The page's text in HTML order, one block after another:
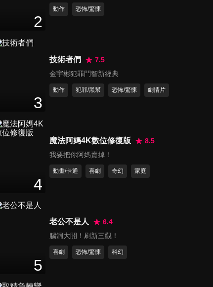
大海怪 預告
古樓鎮陵宮 預告
Gulou Town Tomb Palace
2
動作 恐怖/驚悚
3
技術者們
7.5
金宇彬犯罪鬥智新經典
動作 犯罪/黑幫 恐怖/驚悚 劇情片
4
魔法阿媽4K數位修復版
8.5
我要把你阿媽賣掉！
動畫/卡通 喜劇 奇幻 家庭
5
老公不是人
6.4
腦洞大開！刷新三觀！
喜劇 恐怖/驚悚 科幻